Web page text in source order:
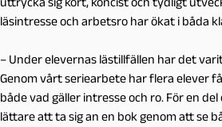
läsintresse och arbetsro har ökat i båda
– Under elevernas lästillfällen har det
Genom vårt seriearbete har flera elever
både vad gäller intresse och ro. För en
lättare att ta sig an en bok genom att se